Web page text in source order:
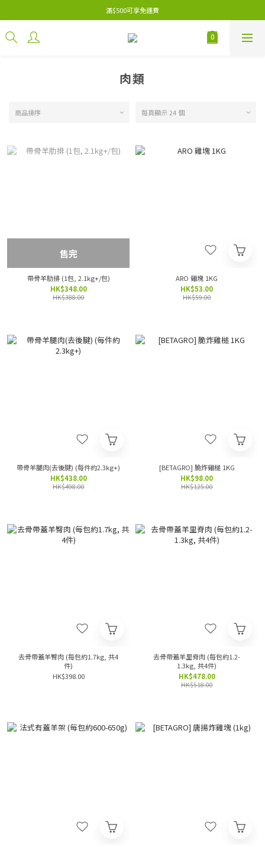
滿$500可享免運費
肉類
商品排序 每頁顯示 24 個
售完
帶骨羊肋排 (1包, 2.1kg+/包)
HK$348.00
HK$388.00
ARO 雞塊 1KG
HK$53.00
HK$59.00
帶骨羊腿肉(去後腱) (每件約2.3kg+)
HK$438.00
HK$498.00
[BETAGRO] 脆炸雞槌 1KG
HK$98.00
HK$125.00
去骨帶蓋羊臀肉 (每包約1.7kg, 共4
件)
HK$398.00
去骨帶蓋羊里脊肉 (每包約1.2-
1.3kg, 共4件)
HK$478.00
HK$518.00